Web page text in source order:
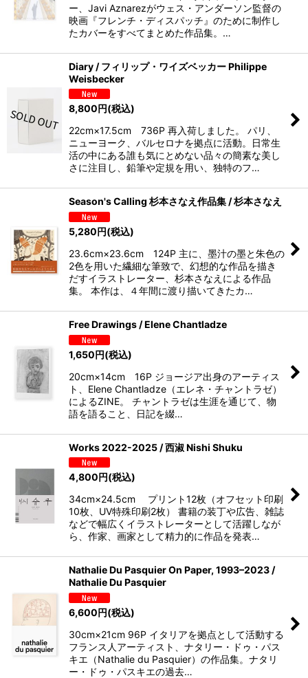
ー、Javi Aznarezがウェス・アンダーソン監督の
映画『フレンチ・ディスパッチ』のために制作し
たカバーをすべてまとめた作品集。…
Diary / フィリップ・ワイズベッカー Philippe
Weisbecker
8,800円(税込)
22cm×17.5cm 736P 再入荷しました。 パリ、
ニューヨーク、バルセロナを拠点に活動。日常生
活の中にある誰も気にとめない品々の簡素な美し
さに注目し、鉛筆や定規を用い、独特のフ…
Season's Calling 杉本さなえ作品集 / 杉本さなえ
5,280円(税込)
23.6cm×23.6cm 124P 主に、墨汁の墨と朱色の
2色を用いた繊細な筆致で、幻想的な作品を描き
だすイラストレーター、杉本さなえによる作品
集。 本作は、４年間に渡り描いてきたカ…
Free Drawings / Elene Chantladze
1,650円(税込)
20cm×14cm 16P ジョージア出身のアーティス
ト、Elene Chantladze（エレネ・チャントラゼ）
によるZINE。 チャントラゼは生涯を通じて、物
語を語ること、日記を綴…
Works 2022-2025 / 西淑 Nishi Shuku
4,800円(税込)
34cm×24.5cm プリント12枚（オフセット印刷
10枚、UV特殊印刷2枚） 書籍の装丁や広告、雑誌
などで幅広くイラストレーターとして活躍しなが
ら、作家、画家として精力的に作品を発表…
Nathalie Du Pasquier On Paper, 1993–2023 /
Nathalie Du Pasquier
6,600円(税込)
30cm×21cm 96P イタリアを拠点として活動する
フランス人アーティスト、ナタリー・ドゥ・パス
キエ（Nathalie du Pasquier）の作品集。ナタリ
ー・ドゥ・パスキエの過去…